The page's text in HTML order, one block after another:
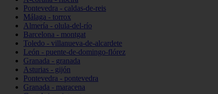
Pontevedra - caldas-de-reis
Málaga - torrox
Almería - olula-del-río
Barcelona - montgat
Toledo - villanueva-de-alcardete
León - puente-de-domingo-flórez
Granada - granada
Asturias - gijón
Pontevedra - pontevedra
Granada - maracena